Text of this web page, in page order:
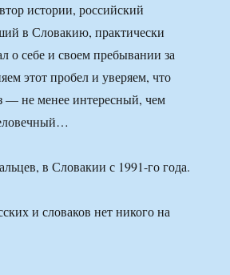
истории, российский
в Словакию, практически
о себе и своем пребывании за
этот пробел и уверяем, что
— не менее интересный, чем
в Словакии с 1991-го года.